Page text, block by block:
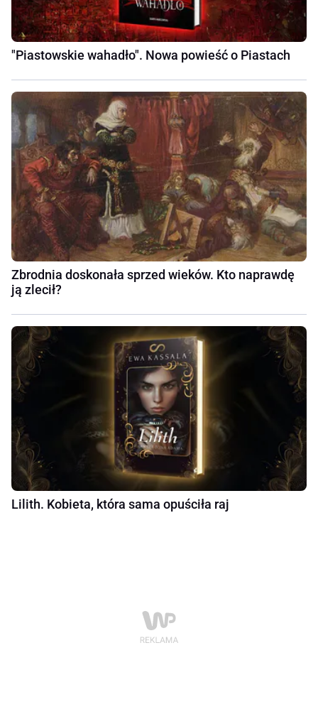
"Piastowskie wahadło". Nowa powieść o Piastach
Zbrodnia doskonała sprzed wieków. Kto naprawdę
ją zlecił?
Lilith. Kobieta, która sama opuściła raj